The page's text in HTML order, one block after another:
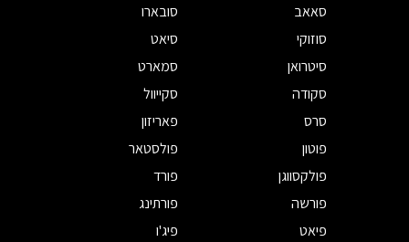
סאאב
סובארו
סוזוקי
סיאט
סיטרואן
סמארט
סקודה
סקייוול
סרס
פאריזון
פוטון
פולסטאר
פולקסווגן
פורד
פורשה
פורתינג
פיאט
פיג'ו